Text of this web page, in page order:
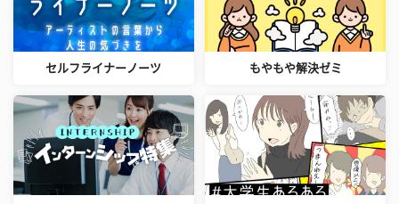
セルフライナーノーツ もやもや解決ゼミ